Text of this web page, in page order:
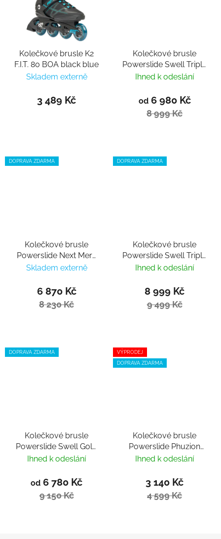
Kolečkové brusle K2
F.I.T. 80 BOA black blue
Skladem externě
3 489 Kč
Kolečkové brusle
Powerslide Swell Triple
Black 110 Trinity
Ihned k odeslání
od6 980 Kč
8 999 Kč
DOPRAVA ZDARMA
Kolečkové brusle
Powerslide Next Mery
Munoz Pro 80
Skladem externě
6 870 Kč
8 230 Kč
DOPRAVA ZDARMA
Kolečkové brusle
Powerslide Swell Triple
Black 125 Trinity
Ihned k odeslání
8 999 Kč
9 499 Kč
DOPRAVA ZDARMA
Kolečkové brusle
Powerslide Swell Gold
125 Trinity
Ihned k odeslání
od 6 780 Kč
9 150 Kč
VÝPRODEJ
DOPRAVA ZDARMA
Kolečkové brusle
Powerslide Phuzion
Xenon Black 90 Trinity
Ihned k odeslání
3 140 Kč
4 599 Kč